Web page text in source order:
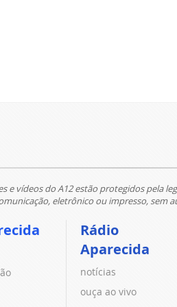
e vídeos do A12 estão protegidos pela
eletrônico ou impresso, sem
Rádio
Aparecida
notícias
ouça ao vivo